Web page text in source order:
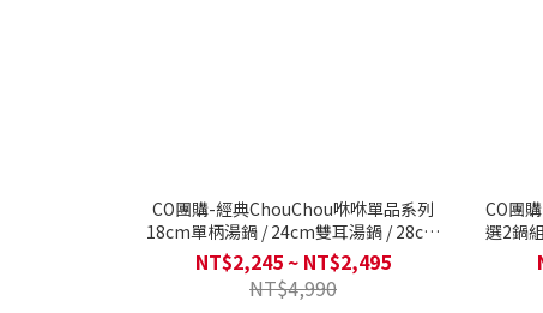
CO團購-經典ChouChou咻咻單品系列
18cm單柄湯鍋 / 24cm雙耳湯鍋 / 28cm
平底鍋 / 30cm炒鍋 (Q導全覆底/不挑爐
具，瓦斯爐電磁爐可用)
NT$2,245 ~ NT$2,495
NT$4,990
CO團
選2鍋
具，